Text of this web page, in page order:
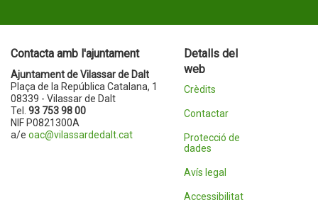
Contacta amb l'ajuntament
Ajuntament de Vilassar de Dalt
Plaça de la República Catalana, 1
08339 - Vilassar de Dalt
Tel. 93 753 98 00
NIF P0821300A
a/e oac@vilassardedalt.cat
Detalls del
web
Crèdits
Contactar
Protecció de
dades
Avís legal
Accessibilitat